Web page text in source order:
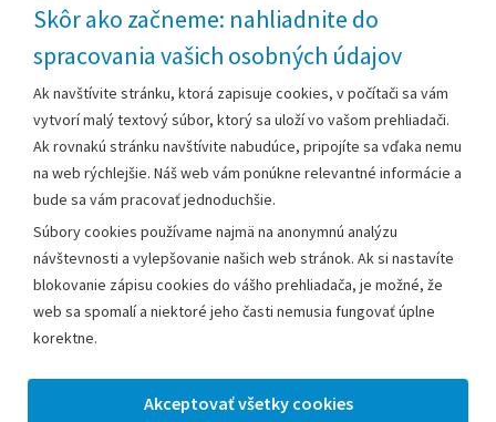
Skôr ako začneme: nahliadnite do
spracovania vašich osobných údajov
Ak navštívite stránku, ktorá zapisuje cookies, v počítači sa vám
vytvorí malý textový súbor, ktorý sa uloží vo vašom prehliadači.
Ak rovnakú stránku navštívite nabudúce, pripojíte sa vďaka nemu
na web rýchlejšie. Náš web vám ponúkne relevantné informácie a
bude sa vám pracovať jednoduchšie.
Súbory cookies používame najmä na anonymnú analýzu
návštevnosti a vylepšovanie našich web stránok. Ak si nastavíte
blokovanie zápisu cookies do vášho prehliadača, je možné, že
web sa spomalí a niektoré jeho časti nemusia fungovať úplne
korektne.
Technická podpora
Mestský úrad Leopoldov
Hlohovská cesta 1818/2A
920 41 Leopoldov
Kontakt:
Telefón:+42133/285 27 11
Email:
mesto@leopoldov.sk
primatorka@leopoldov.sk